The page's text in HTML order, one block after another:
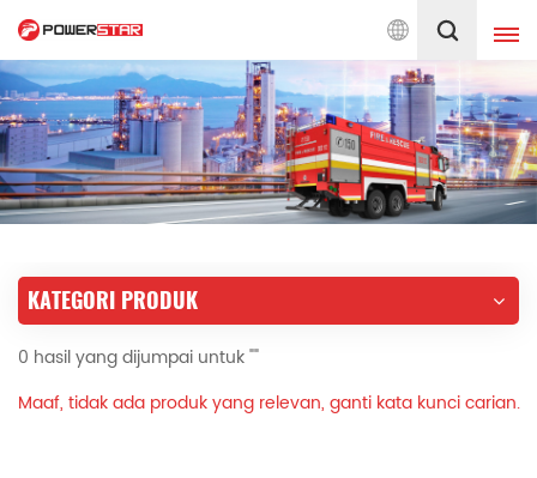
Perkhidmatan Jentera Bomba Sejak 1990 Melayu
English français
Deutsch русский
português
العربية
한국의 Türkçe
KATEGORI PRODUK
0 hasil yang dijumpai untuk ""
Maaf, tidak ada produk yang relevan, ganti kata kunci carian.